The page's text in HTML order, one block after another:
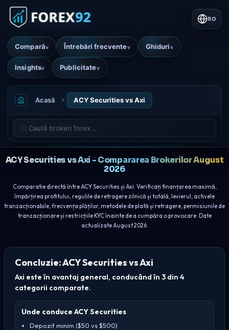
Comparăv Întrebări frecventev Ghiduriv
Insightsv Publicitatev
RO
Acasă ACY Securities vs Axi
ACY Securities vs Axi - Compararea Brokerilor August
2026
Comparatie directă între ACY Securities și Axi. Verificați finanțarea maximă,
împărțirea profitului, regulile de retragere zilnică și totală, levierul, activele
tranzacționabile, frecvența plăților, metodele de plată și retragere, permisiunile de
tranzacționare și restricțiile KYC înainte de a cumpăra o provocare. Date
actualizate August 2026.
Concluzie: ACY Securities vs Axi
Axi este în avantaj general, conducând în 3 din 4
categorii comparate.
Unde conduce ACY Securities
Depozit minim ($50 vs $500)